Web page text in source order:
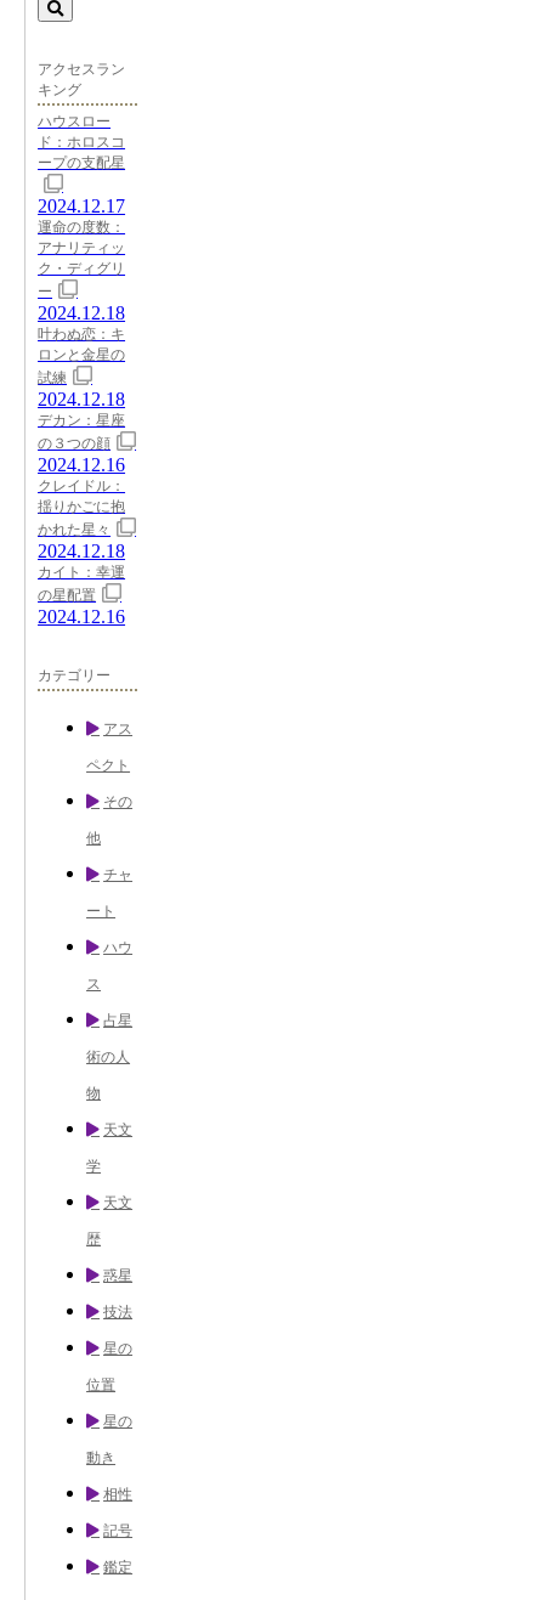
アクセスラン
キング
ハウスロー
ド：ホロスコ
ープの支配星
2024.12.17
運命の度数：
アナリティッ
ク・ディグリ
ー
2024.12.18
叶わぬ恋：キ
ロンと金星の
試練
2024.12.18
デカン：星座
の３つの顔
2024.12.16
クレイドル：
揺りかごに抱
かれた星々
2024.12.18
カイト：幸運
の星配置
2024.12.16
カテゴリー
アス
ペクト
その
他
チャ
ート
ハウ
ス
占星
術の人
物
天文
学
天文
歴
惑星
技法
星の
位置
星の
動き
相性
記号
鑑定